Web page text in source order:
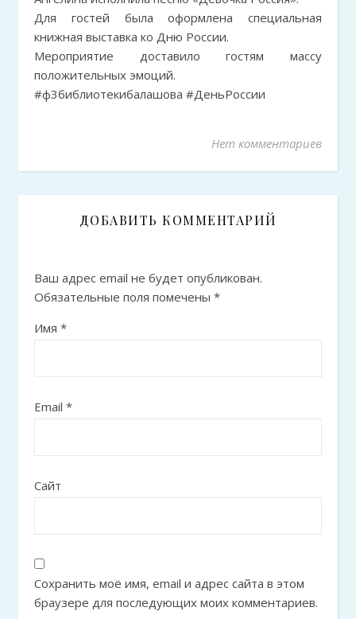
Для гостей была оформлена специальная
книжная выставка ко Дню России.
Мероприятие доставило гостям массу
положительных эмоций.
#ф3библиотекибалашова #ДеньРоссии
Нет комментариев
ДОБАВИТЬ КОММЕНТАРИЙ
Ваш адрес email не будет опубликован.
Обязательные поля помечены *
Имя *
Email *
Сайт
Сохранить моё имя, email и адрес сайта в этом
браузере для последующих моих комментариев.